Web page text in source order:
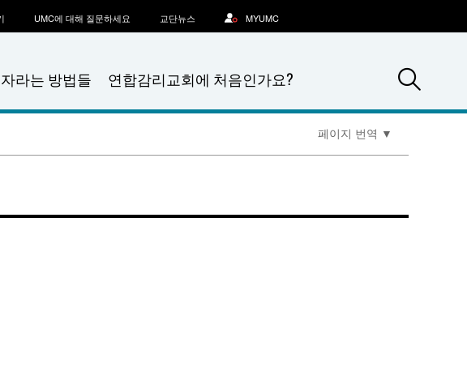
라는 방법들 연합감리교회에 처음인가요?
UMC에 대해 질문하세요 교단뉴스 MYUMC
페이지 번역 ▼